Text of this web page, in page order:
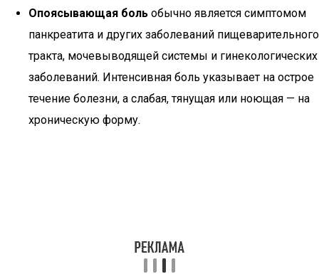
Опоясывающая боль обычно является симптомом
панкреатита и других заболеваний пищеварительного
тракта, мочевыводящей системы и гинекологических
заболеваний. Интенсивная боль указывает на острое
течение болезни, а слабая, тянущая или ноющая — на
хроническую форму.